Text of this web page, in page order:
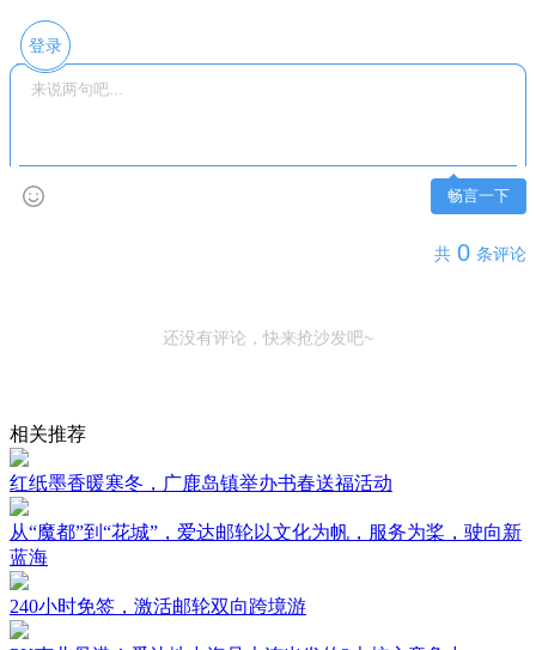
登录
畅言一下
共 0 条评论
还没有评论，快来抢沙发吧~
相关推荐
红纸墨香暖寒冬，广鹿岛镇举办书春送福活动
从“魔都”到“花城”，爱达邮轮以文化为帆，服务为桨，驶向新
蓝海
240小时免签，激活邮轮双向跨境游